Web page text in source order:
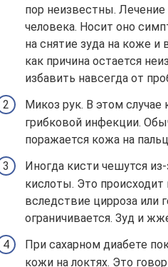
пор неизвестны.
человека. Носит оно
на снятие зуда на коже
как причина остается
избавить навсегда от
Микоз рук. В этом случае
грибковой инфекции.
поражается кожа на
Иногда кисти чешутся
кислоты. Это
вследствие цирроза или
ограничивается. Зуд и
При сахарном диабете
кожи на локтях. Это